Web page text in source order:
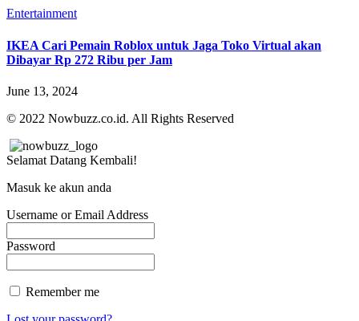
Entertainment
IKEA Cari Pemain Roblox untuk Jaga Toko Virtual akan
Dibayar Rp 272 Ribu per Jam
June 13, 2024
© 2022 Nowbuzz.co.id. All Rights Reserved
Selamat Datang Kembali!
Masuk ke akun anda
Username or Email Address
Password
Remember me